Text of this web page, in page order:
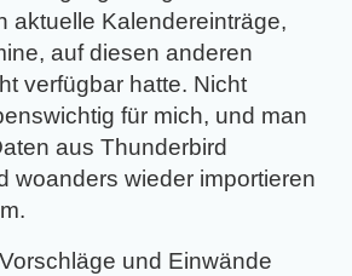
aktuelle Kalendereinträge,
auf diesen anderen
verfügbar hatte. Nicht
für mich, und man
aus Thunderbird
woanders wieder importieren
und Einwände